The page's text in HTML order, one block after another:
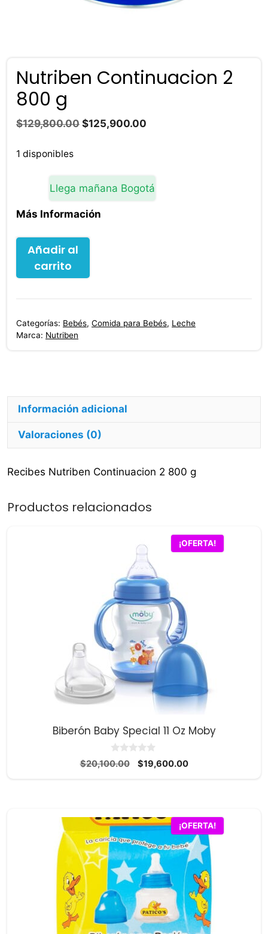
Nutriben Continuacion 2
800 g
$129,800.00 El
$129,800.00.
$125,900.00
$125,900.00.
1 disponibles
Llega mañana Bogotá
Más Información
Nutriben
Continuacion
2
cantidad
Añadir al
carrito
Categorías: Bebés, Comida para Bebés, Leche
Marca: Nutriben
Información adicional
Valoraciones (0)
Recibes Nutriben Continuacion 2 800 g
Productos relacionados
¡OFERTA!
Biberón Baby Special 11 Oz Moby
0
d
$20,100.00
El
$19,600.00El
¡OFERTA!